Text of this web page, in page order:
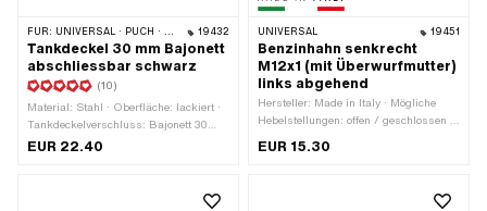
FÜR: UNIVERSAL · PUCH · SACHS · TOMOS · ALPA CHOPPER / TURBO · HERCULES · KREIDLER · KTM 19432
Tankdeckel 30 mm Bajonett
abschliessbar schwarz
(10)
Material: Stahl · Oberfläche: lackiert ·
Tankdeckelverschluss: Bajonett 30
mm · Farbe: schwarz · Abschliessbar:
EUR 22.40
UNIVERSAL 19451
Benzinhahn senkrecht
M12x1 (mit Überwurfmutter)
links abgehend
Hersteller: Made in Italy · Mögliche
Hebelstellungen: offen / geschlossen /
Filterart: Kunststoffnetz · Gewindeart:
EUR 15.30